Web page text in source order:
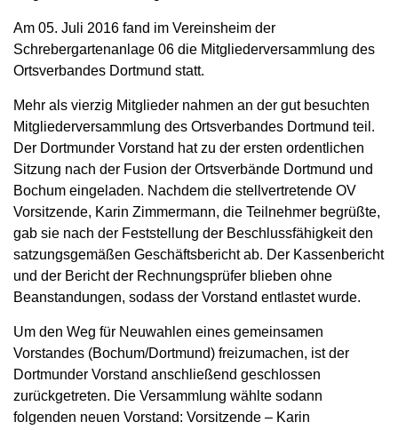
Am 05. Juli 2016 fand im Vereinsheim der
Schrebergartenanlage 06 die Mitgliederversammlung des
Ortsverbandes Dortmund statt.
Mehr als vierzig Mitglieder nahmen an der gut besuchten
Mitgliederversammlung des Ortsverbandes Dortmund teil.
Der Dortmunder Vorstand hat zu der ersten ordentlichen
Sitzung nach der Fusion der Ortsverbände Dortmund und
Bochum eingeladen. Nachdem die stellvertretende OV
Vorsitzende, Karin Zimmermann, die Teilnehmer begrüßte,
gab sie nach der Feststellung der Beschlussfähigkeit den
satzungsgemäßen Geschäftsbericht ab. Der Kassenbericht
und der Bericht der Rechnungsprüfer blieben ohne
Beanstandungen, sodass der Vorstand entlastet wurde.
Um den Weg für Neuwahlen eines gemeinsamen
Vorstandes (Bochum/Dortmund) freizumachen, ist der
Dortmunder Vorstand anschließend geschlossen
zurückgetreten. Die Versammlung wählte sodann
folgenden neuen Vorstand: Vorsitzende – Karin